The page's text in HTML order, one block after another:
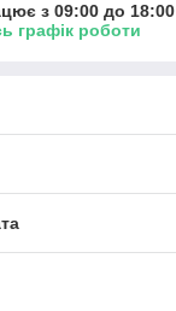
з 09:00 до 18:00
графік роботи